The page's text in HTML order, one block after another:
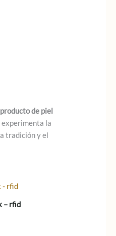
producto de piel
experimenta la
tradición y el
– rfid